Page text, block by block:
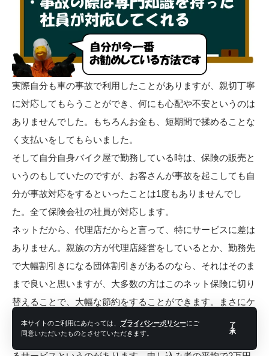
本サイトのご利用にあたっては、 プライバシーポリシーにご
同意いただいたものとさせていただきます。
了
承
実際自分も車の事故で利用したことがありますが、親切丁寧
に対応してもらうことができ、何にも心配や不安というのは
ありませんでした。もちろんお金も、短期間で揉めることな
く支払いをしてもらいました。
そして自分自身バイク屋で勤務している時は、保険の販売と
いうのもしていたのですが、お客さんが事故を起こしても自
分が事故対応をするといったことは1度もありませんでし
た。全て保険会社の社員が対応します。
ネットだから、代理店だからと言って、特にサービスに差は
ありません。親族の方が代理店経営をしているとか、勤務先
で大幅割引きになる団体割引きがあるのなら、それはそのま
まで良いと思いますが、大多数の方はこのネット保険に切り
替えることで、大幅な節約をすることができます。まさにケ
チるべきものなのです。
このネット保険、代理店保険含めて1番安い保険会社が分か